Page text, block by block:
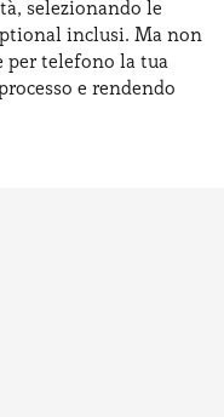
selezionando le
inclusi. Ma non
per telefono la tua
e rendendo